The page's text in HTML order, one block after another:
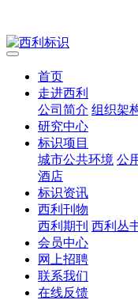
首页
走进西利
公司简介 组织架
研究中心
标识项目
城市公共环境 公
酒店
标识资讯
西利刊物
西利期刊 西利丛
会员中心
网上招聘
联系我们
在线反馈